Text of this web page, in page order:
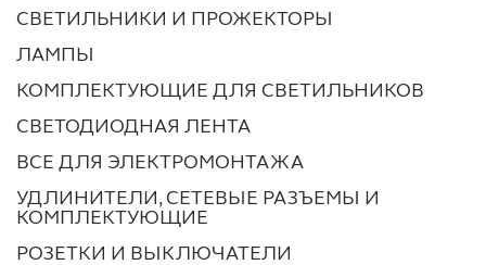
СВЕТИЛЬНИКИ И ПРОЖЕКТОРЫ
ЛАМПЫ
КОМПЛЕКТУЮЩИЕ ДЛЯ СВЕТИЛЬНИКОВ
СВЕТОДИОДНАЯ ЛЕНТА
ВСЕ ДЛЯ ЭЛЕКТРОМОНТАЖА
УДЛИНИТЕЛИ, СЕТЕВЫЕ РАЗЪЕМЫ И
КОМПЛЕКТУЮЩИЕ
РОЗЕТКИ И ВЫКЛЮЧАТЕЛИ